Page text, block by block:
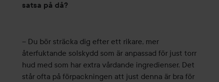
satsa på då?
– Du bör sträcka dig efter ett rikare, mer
återfuktande solskydd som är anpassad för just torr
hud med som har extra vårdande ingredienser. Det
står ofta på förpackningen att just denna är bra för